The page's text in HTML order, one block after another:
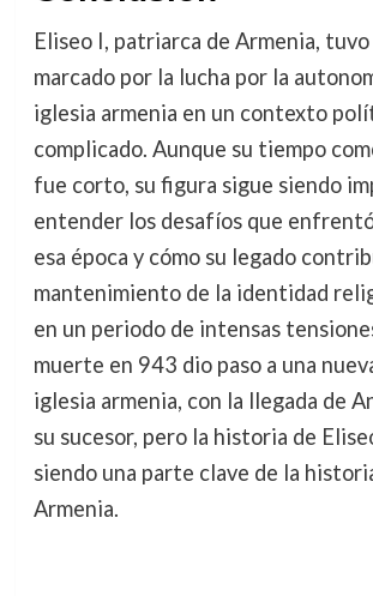
Eliseo I, patriarca de Armenia,
marcado por la lucha por la
iglesia armenia en un contexto
complicado. Aunque su tiempo
fue corto, su figura sigue siendo
entender los desafíos que
esa época y cómo su legado
mantenimiento de la identidad
en un periodo de intensas
muerte en 943 dio paso a una
iglesia armenia, con la llegada de
su sucesor, pero la historia de
siendo una parte clave de la
Armenia.